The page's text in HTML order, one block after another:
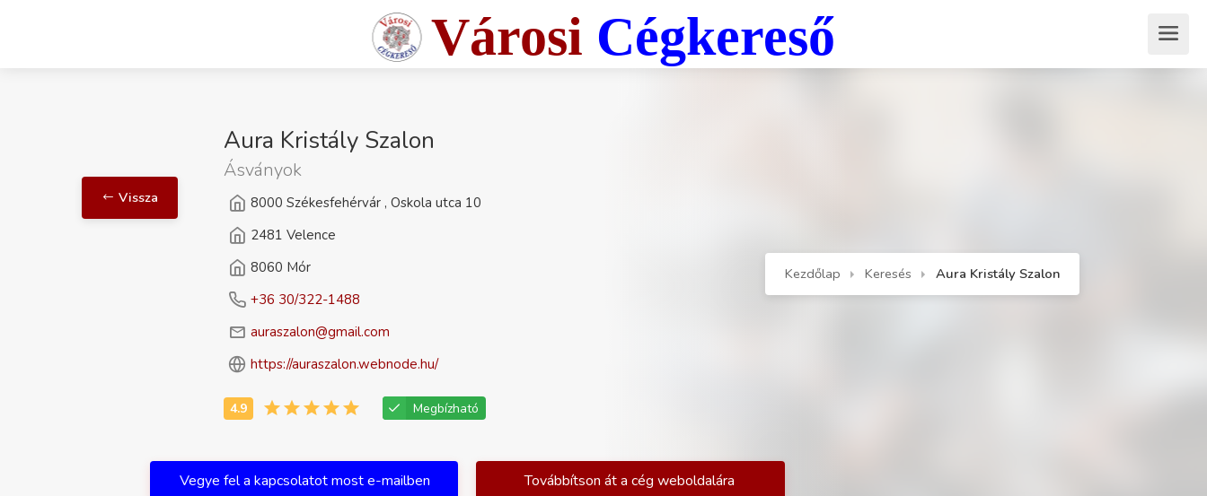
Városi Cégkereső
Vissza
Aura Kristály Szalon
Ásványok
8000 Székesfehérvár , Oskola utca 10
2481 Velence
8060 Mór
+36 30/322-1488
auraszalon@gmail.com
https://auraszalon.webnode.hu/
Megbízható
Kezdőlap Keresés Aura Kristály Szalon
Vegye fel a kapcsolatot most e-mailben Továbbítson át a cég weboldalára